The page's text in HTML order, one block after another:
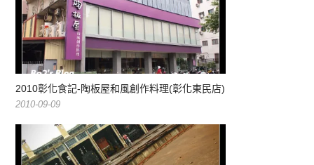
2010彰化食記-陶板屋和風創作料理(彰化東民店)
2010-09-09